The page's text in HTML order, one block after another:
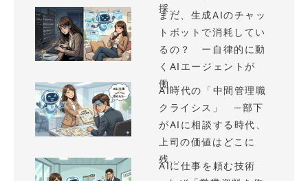
採...
まだ、生成AIのチャッ
トボットで消耗してい
るの？ ー自律的に動
くAIエージェントが
働...
AI時代の「中間管理職
クライシス」 —部下
がAIに相談する時代、
上司の価値はどこに
残...
AIに仕事を頼む技術